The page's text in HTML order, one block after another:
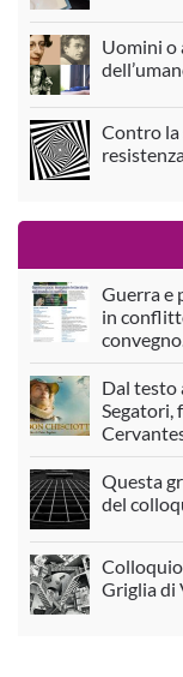
Uomini o
Contro la
Guerra e
in
Dal testo
Segatori,
Questa
del
Griglia di